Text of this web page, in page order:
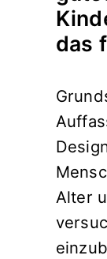
das
Alter